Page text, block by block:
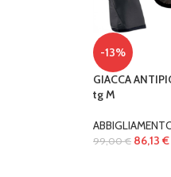
-13%
GIACCA
tg M
99,00€ 86,13 €